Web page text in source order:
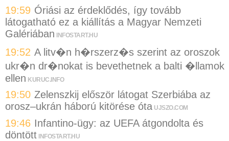
19:59 Óriási az érdeklődés, így tovább
látogatható ez a kiállítás a Magyar Nemzeti
Galériában
INFOSTART.HU
19:52 A litv�n h�rszerz�s szerint az oroszok
ukr�n dr�nokat is bevethetnek a balti �llamok
ellen KURUC.INFO
19:50 Zelenszkij először látogat Szerbiába az
orosz–ukrán háború kitörése óta UJSZO.COM
19:46 Infantino-ügy: az UEFA átgondolta és
döntött INFOSTART.HU